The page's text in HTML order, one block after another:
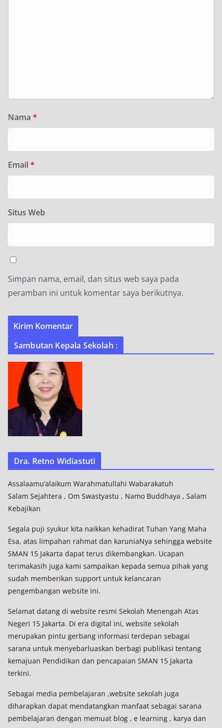
Nama *
Email *
Situs Web
Simpan nama, email, dan situs web saya pada
peramban ini untuk komentar saya berikutnya.
Sambutan Kepala Sekolah :
Dra. Retno Widiastuti
Assalaamu’alaikum Warahmatullahi Wabarakatuh
Salam Sejahtera , Om Swastyastu , Namo Buddhaya , Salam
Kebajikan
Segala puji syukur kita naikkan kehadirat Tuhan Yang Maha
Esa, atas limpahan rahmat dan karuniaNya sehingga website
SMAN 15 Jakarta dapat terus dikembangkan. Ucapan
terimakasih juga kami sampaikan kepada semua pihak yang
sudah memberikan support untuk kelancaran
pengembangan website ini.
Selamat datang di website resmi Sekolah Menengah Atas
Negeri 15 Jakarta. Di era digital ini, website sekolah
merupakan pintu gerbang informasi terdepan sebagai
sarana untuk menyebarluaskan berbagi publikasi tentang
kemajuan Pendidikan dan pencapaian SMAN 15 Jakarta
terkini.
Sebagai media pembelajaran ,website sekolah juga
diharapkan dapat mendatangkan manfaat sebagai sarana
pembelajaran dengan memuat blog , e learning , karya dan